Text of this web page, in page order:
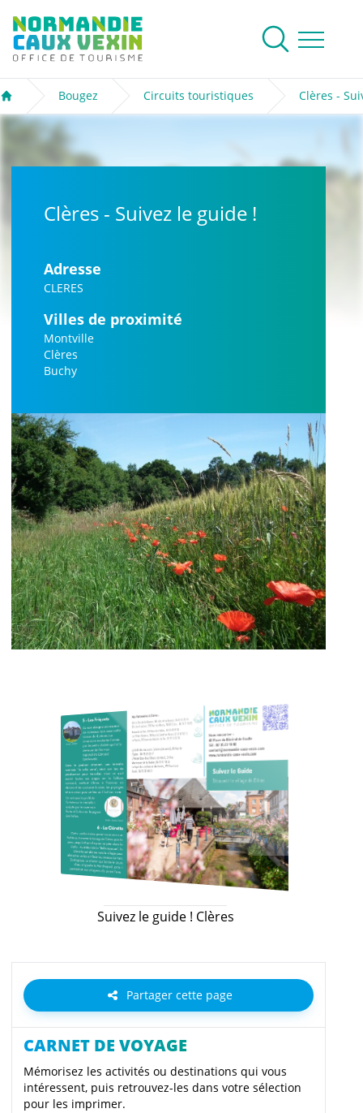
Normandie Caux Vexin
Ouvrir le
Rechercher
Accueil
Bougez Circuits touristiques Clères -
Clères - Suivez le guide !
Adresse
CLERES
Villes de proximité
Montville
Clères
Buchy
Suivez le guide ! Clères
Partager cette page
CARNET DE VOYAGE
Mémorisez les activités ou destinations qui vous
intéressent, puis retrouvez-les dans votre sélection
pour les imprimer.